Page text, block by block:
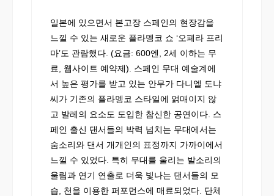
일본에 있으면서 본고장 스페인의 현장감을
느낄 수 있는 새로운 플라멩코 쇼 ‘오페라 프리
마’도 관람했다. (요금: 600엔, 2세 이하는 무
료, 웹사이트 예약제). 스페인 무대 예술계에
서 높은 평가를 받고 있는 안무가 다니엘 도냐
씨가 기존의 플라멩코 스타일에 얽매이지 않
고 발레의 요소도 도입한 참신한 공연이다. 스
페인 출신 댄서들의 박력 넘치는 무대에서는
숨소리와 댄서 개개인의 표정까지 가까이에서
느낄 수 있었다. 특히 무대를 울리는 발소리의
울림과 연기 연출로 더욱 빛나는 댄서들의 모
습, 천을 이용한 퍼포먼스에 매료되었다. 단체